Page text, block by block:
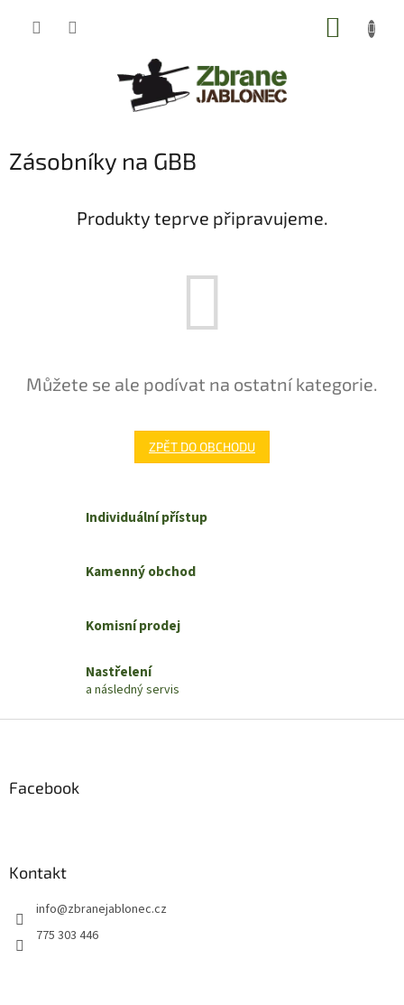
Zásobníky na GBB
Produkty teprve připravujeme.
Můžete se ale podívat na ostatní kategorie.
ZPĚT DO OBCHODU
Individuální přístup
Kamenný obchod
Komisní prodej
Nastřelení
a následný servis
Facebook
Kontakt
info@zbranejablonec.cz
775 303 446